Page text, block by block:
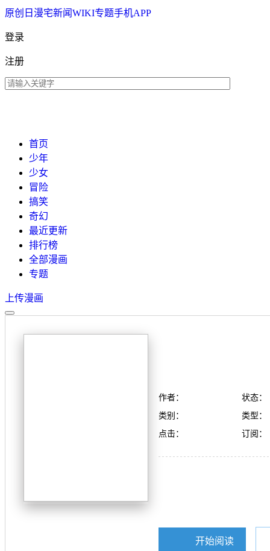
原创 日漫宅新闻WIKI专题手机APP
登录
注册
首页
少年
少女
冒险
搞笑
奇幻
最近更新
排行榜
全部漫画
专题
上传漫画
作者：
状态：
类别：
类型：
点击：
订阅：
开始阅读